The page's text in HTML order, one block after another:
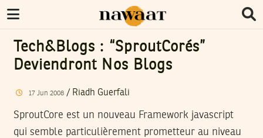
Tech&blogs : “SproutCorés”
Deviendront Nos Blogs
17 Jun 2008/ Riadh Guerfali
SproutCore est un nouveau Framework javascript
qui semble particulièrement prometteur au niveau